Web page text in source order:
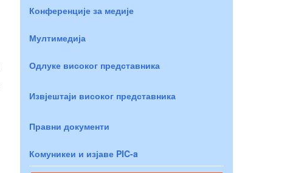
Конференције за медије
Мултимедија
Одлуке високог представника
Извјештаји високог представника
Правни документи
Комуникеи и изјаве PIC-a